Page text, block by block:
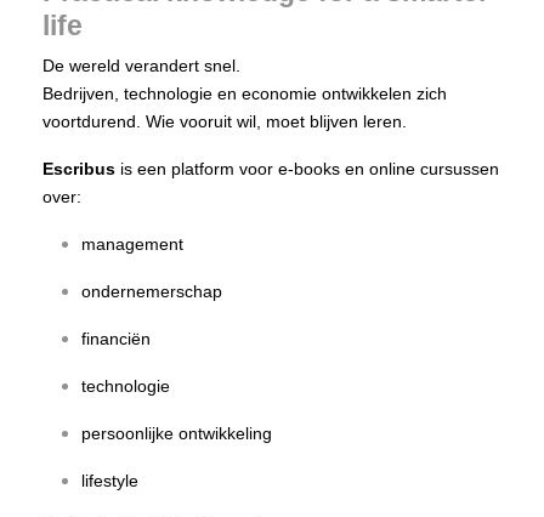
life
De wereld verandert snel.
Bedrijven, technologie en economie ontwikkelen zich
voortdurend. Wie vooruit wil, moet blijven leren.
Escribus is een platform voor e-books en online cursussen
over:
management
ondernemerschap
financiën
technologie
persoonlijke ontwikkeling
lifestyle